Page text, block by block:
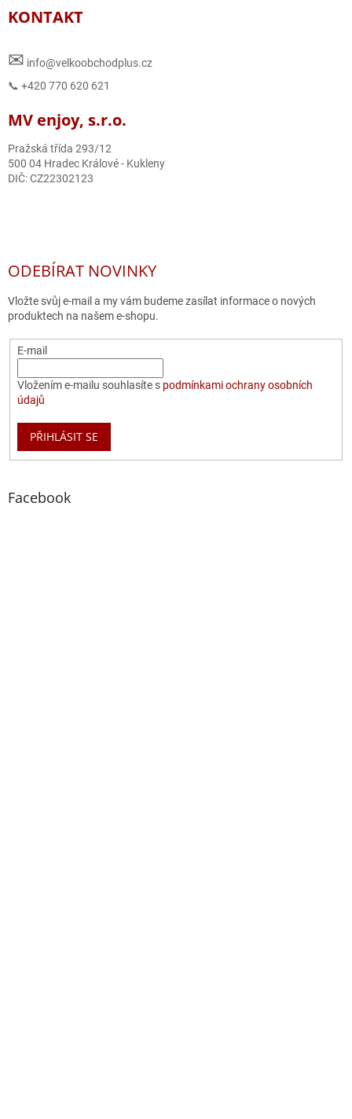
KONTAKT
✉ info@velkoobchodplus.cz
📞 +420 770 620 621
MV enjoy, s.r.o.
Pražská třída 293/12
500 04 Hradec Králové - Kukleny
DIČ: CZ22302123
ODEBÍRAT NOVINKY
Vložte svůj e-mail a my vám budeme zasílat informace o nových
produktech na našem e-shopu.
E-mail
Vložením e-mailu souhlasíte s podmínkami ochrany osobních
údajů
PŘIHLÁSIT SE
Facebook